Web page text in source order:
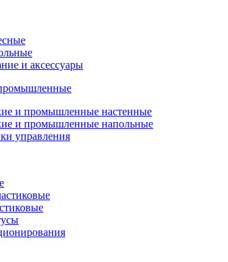
и аксессуары
и промышленные настенные
и промышленные напольные
управления